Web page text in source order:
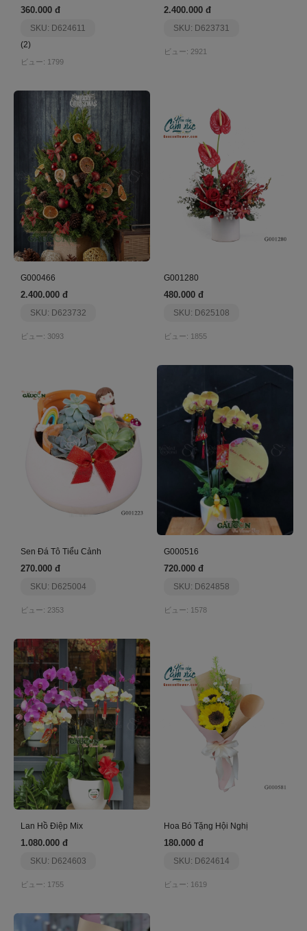
360.000 đ
SKU: D624611
(2)
ビュー: 1799
2.400.000 đ
SKU: D623731
ビュー: 2921
G000466
2.400.000 đ
SKU: D623732
ビュー: 3093
G001280
480.000 đ
SKU: D625108
ビュー: 1855
Sen Đá Tô Tiểu Cảnh
270.000 đ
SKU: D625004
ビュー: 2353
G000516
720.000 đ
SKU: D624858
ビュー: 1578
Lan Hồ Điệp Mix
1.080.000 đ
SKU: D624603
ビュー: 1755
Hoa Bó Tặng Hội Nghị
180.000 đ
SKU: D624614
ビュー: 1619